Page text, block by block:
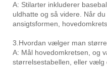
A: Stilarter inkluderer
uldhatte og så videre. Når
ansigtsformen,
3.Hvordan vælger man
A: Mål hovedomkretsen, og
størrelsestabellen, eller vælg